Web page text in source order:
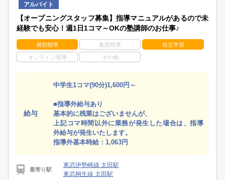
アルバイト
【オープニングスタッフ募集】指導マニュアルがあるので未
経験でも安心！週1日1コマ～OKの塾講師のお仕事♪
個別指導 集団指導 自立学習
オンライン指導 その他
給与
中学生1コマ(90分)1,600円～
■指導外給与あり
基本的に残業はございませんが、
上記コマ時間以外に業務が発生した場合は、指導
外給与が発生いたします。
指導外基本時給：1,063円
最寄り駅
東武伊勢崎線 太田駅
東武桐生線 太田駅